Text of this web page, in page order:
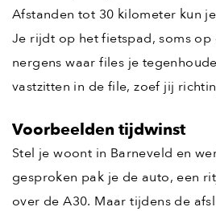
Afstanden tot 30 kilometer kun
Je rijdt op het fietspad, soms
nergens waar files je
vastzitten in de file, zoef jij
Voorbeelden tijdwinst
Stel je woont in Barneveld en
gesproken pak je de auto, een
over de A30. Maar tijdens de